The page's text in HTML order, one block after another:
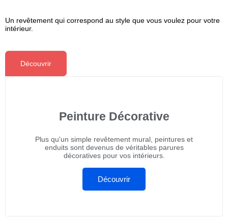
Un revêtement qui correspond au style que vous voulez pour votre
intérieur.
Découvrir
Peinture Décorative
Plus qu'un simple revêtement mural, peintures et
enduits sont devenus de véritables parures
décoratives pour vos intérieurs.
Découvrir